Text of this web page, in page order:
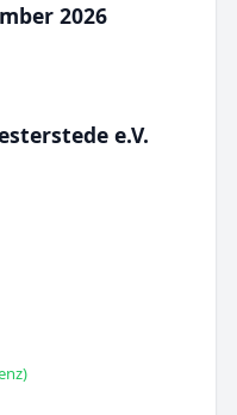
2026
e.V.